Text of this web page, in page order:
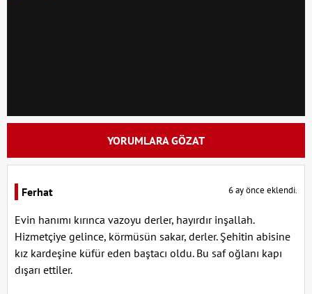
YORUMLARA GÖZAT
Ferhat 6 ay önce eklendi.
Evin hanımı kırınca vazoyu derler, hayırdır inşallah.
Hizmetçiye gelince, körmüsün sakar, derler. Şehitin abisine
kız kardeşine küfür eden baştacı oldu. Bu saf oğlanı kapı
dışarı ettiler.